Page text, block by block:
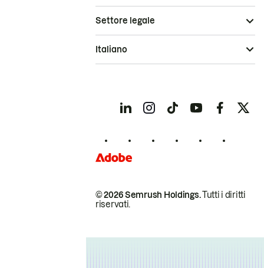
© 2026 Semrush Holdings.Tutti i diritti
riservati.
Settore legale
Italiano